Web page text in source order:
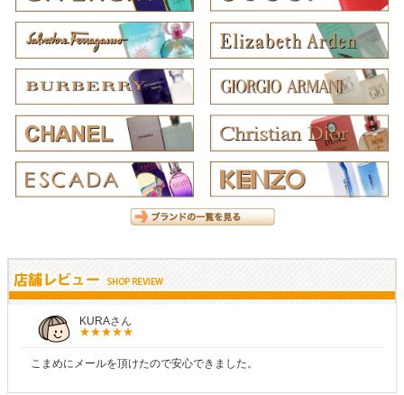
KURAさん
こまめにメールを頂けたので安心できました。